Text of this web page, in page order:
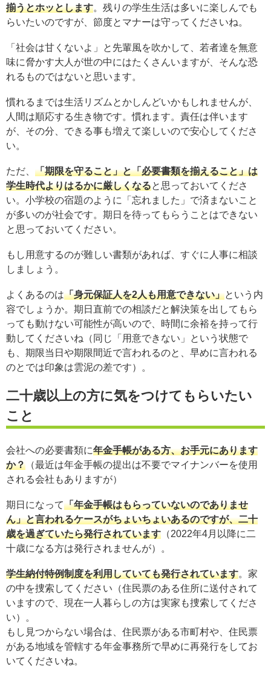
揃うとホッとします。残りの学生生活は多いに楽しんでも
らいたいのですが、節度とマナーは守ってくださいね。
「社会は甘くないよ」と先輩風を吹かして、若者達を無意
味に脅かす大人が世の中にはたくさんいますが、そんな恐
れるものではないと思います。
慣れるまでは生活リズムとかしんどいかもしれませんが、
人間は順応する生き物です。慣れます。責任は伴います
が、その分、できる事も増えて楽しいので安心してくださ
い。
ただ、 「期限を守ること」と「必要書類を揃えること」は
学生時代よりはるかに厳しくなると思っておいてくださ
い。小学校の宿題のように「忘れました」で済まないこと
が多いのが社会です。期日を待ってもらうことはできない
と思っておいてください。
もし用意するのが難しい書類があれば、すぐに人事に相談
しましょう。
よくあるのは「身元保証人を2人も用意できない」という内
容でしょうか。期日直前での相談だと解決策を出してもら
っても動けない可能性が高いので、時間に余裕を持って行
動してくださいね（同じ「用意できない」という状態で
も、期限当日や期限間近で言われるのと、早めに言われる
のとでは印象は雲泥の差です）。
二十歳以上の方に気をつけてもらいたい
こと
会社への必要書類に年金手帳がある方、お手元にあります
か？ （最近は年金手帳の提出は不要でマイナンバーを使用
される会社もありますが）
期日になって「年金手帳はもらっていないのでありませ
ん」と言われるケースがちょいちょいあるのですが、二十
歳を過ぎていたら発行されています （2022年4月以降に二
十歳になる方は発行されませんが）。
学生納付特例制度を利用していても発行されています。家
の中を捜索してください（住民票のある住所に送付されて
いますので、現在一人暮らしの方は実家も捜索してくださ
い）。
もし見つからない場合は、住民票がある市町村や、住民票
がある地域を管轄する年金事務所で早めに再発行をしてお
いてくださいね。